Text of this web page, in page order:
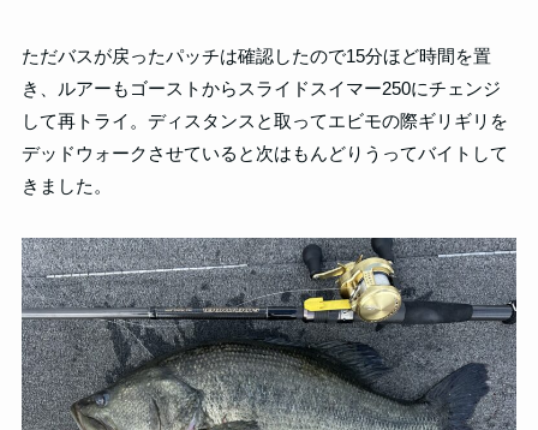
ただバスが戻ったパッチは確認したので15分ほど時間を置
き、ルアーもゴーストからスライドスイマー250にチェンジ
して再トライ。ディスタンスと取ってエビモの際ギリギリを
デッドウォークさせていると次はもんどりうってバイトして
きました。